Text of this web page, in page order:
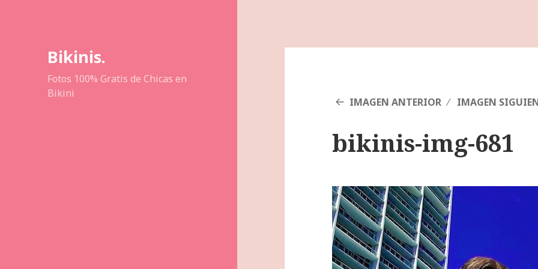
Bikinis.
Fotos 100% Gratis de Chicas en
Bikini
IMAGEN ANTERIOR IMAGEN
bikinis-img-681